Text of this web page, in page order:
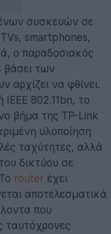
συσκευών σε
smartphones,
ο παραδοσιακός
βάσει των
αρχίζει να φθίνει.
802.11bn, το
βήμα της TP-Link
υλοποίηση
ταχύτητες, αλλά
δικτύου σε
router έχει
αποτελεσματικά
που
ταυτόχρονες